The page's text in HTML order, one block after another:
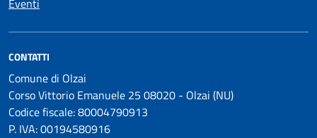
CONTATTI
Comune di Olzai
Corso Vittorio Emanuele 25 08020 - Olzai (NU)
Codice fiscale: 80004790913
P. IVA: 00194580916